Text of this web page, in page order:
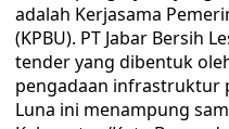
adalah Kerjasama
(KPBU). PT Jabar Bersih
tender yang dibentuk
pengadaan infrastruktur
Luna ini menampung